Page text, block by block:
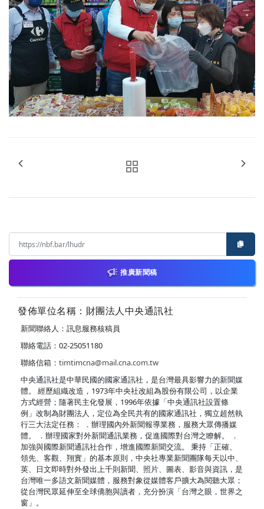
推廣新聞稿
發佈單位名稱：財團法人中央通訊社
新聞聯絡人：訊息服務核稿員
聯絡電話：02-25051180
聯絡信箱： timtimcna@mail.cna.com.tw
中央通訊社是中華民國的國家通訊社，是台灣最具影響力的新聞媒
體。 經歷組織改造，1973年中央社改組為股份有限公司，以企業
方式經營；隨著民主化發展，1996年依據「中央通訊社設置條
例」改制為財團法人，定位為全民共有的國家通訊社，獨立超然執
行三大法定任務： ．辦理國內外新聞報導業務，服務大眾傳播媒
體。 ．辦理國家對外新聞通訊業務，促進國際對台灣之瞭解。 ．
加強與國際新聞通訊社合作，增進國際新聞交流。 秉持「正確、
領先、客觀、翔實」的基本原則，中央社專業新聞團隊每天以中、
英、日文即時對外發出上千則新聞、照片、圖表、影音與資訊，是
台灣唯一多語文新聞媒體，服務對象從媒體客戶擴大為閱聽大眾；
從台灣民眾延伸至全球僑胞與讀者，充分扮演「台灣之眼，世界之
窗」。